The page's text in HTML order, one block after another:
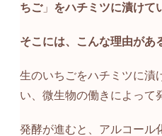
ちご」 をハチミツに漬けて
そこには、こんな理由があ
生のいちごをハチミツに漬
い、微生物の働きによって
発酵が進むと、アルコール